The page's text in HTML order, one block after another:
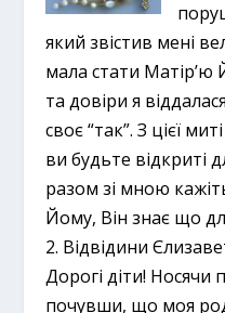
який звістив мені
мала стати Матір’ю
та довіри я
своє “так”. З цієї
ви будьте відкриті
разом зі мною
Йому, Він знає що
2. Відвідини
Дорогі діти! Носячи
почувши, що моя